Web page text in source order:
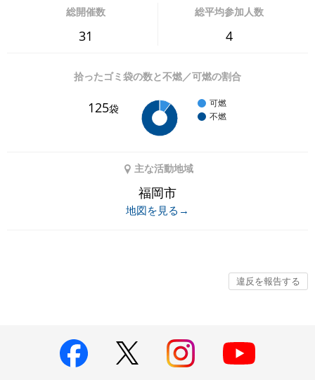
総開催数
31
総平均参加人数
4
拾ったゴミ袋の数と不燃／可燃の割合
125袋
可燃
不燃
主な活動地域
福岡市
地図を見る→